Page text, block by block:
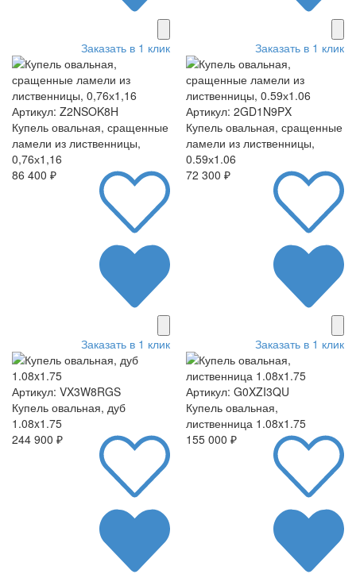
Заказать в 1 клик Заказать в 1 клик
Артикул: Z2NSOK8H
Купель овальная, сращенные
ламели из лиственницы,
0,76х1,16
86 400 ₽
Заказать в 1 клик
Артикул: 2GD1N9PX
Купель овальная, сращенные
ламели из лиственницы,
0.59х1.06
72 300 ₽
Заказать в 1 клик
Артикул: VX3W8RGS
Купель овальная, дуб
1.08x1.75
244 900 ₽
Артикул: G0XZI3QU
Купель овальная,
лиственница 1.08x1.75
155 000 ₽